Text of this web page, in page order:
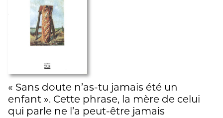
« Sans doute n’as-tu jamais été un
enfant ». Cette phrase, la mère de celui
qui parle ne l’a peut-être jamais